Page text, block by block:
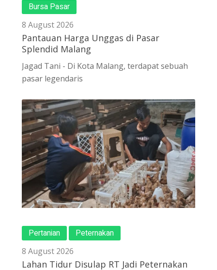
Bursa Pasar
8 August 2026
Pantauan Harga Unggas di Pasar
Splendid Malang
Jagad Tani - Di Kota Malang, terdapat sebuah
pasar legendaris
Pertanian Peternakan
8 August 2026
Lahan Tidur Disulap RT Jadi Peternakan